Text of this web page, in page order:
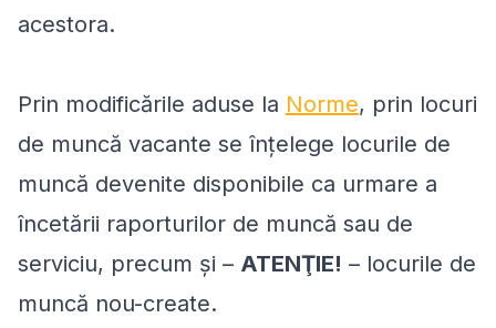
acestora.
Prin modificările aduse la Norme, prin locuri
de muncă vacante se înţelege locurile de
muncă devenite disponibile ca urmare a
încetării raporturilor de muncă sau de
serviciu, precum şi – ATENŢIE! – locurile de
muncă nou-create.